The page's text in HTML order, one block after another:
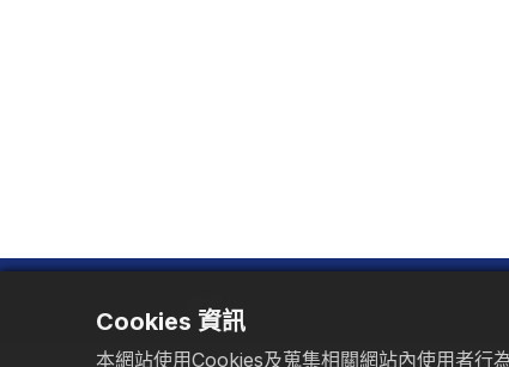
客製化
Cookies 資訊
本網站使用Cookies及蒐集相關網站內使用者行